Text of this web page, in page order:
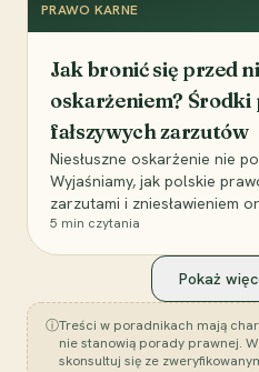
PRAWO KARNE
Jak bronić się przed
oskarżeniem? Środki
fałszywych zarzutów
Niesłuszne oskarżenie nie
Wyjaśniamy, jak polskie
zarzutami i zniesławieniem
5 min czytania
Pokaż
ⓘTreści w poradnikach mają
nie stanowią porady prawnej.
skonsultuj się ze